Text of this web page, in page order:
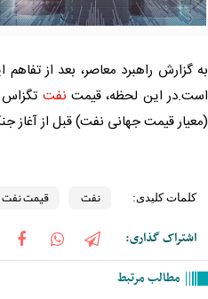
به گزارش راهبرد معاصر، بعد از تفاهم
است.در این لحظه، قیمت نفت تگزاس به ۷۵.۰۷،
(معیار قیمت جهانی نفت) قبل از آغاز جنگ
کلمات کلیدی: نفت قیمت نفت
اشتراک گذاری:
مطالب مرتبط